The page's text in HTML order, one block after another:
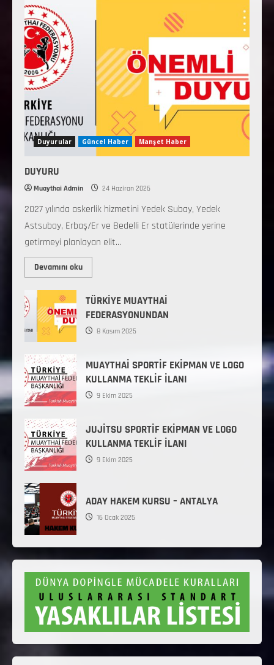
Duyurular Güncel Haber Manşet Haber
DUYURU
Muaythai Admin 24 Haziran 2026
2027 yılında askerlik hizmetini Yedek Subay, Yedek
Astsubay, Erbaş/Er ve Bedelli Er statülerinde yerine
getirmeyi planlayan elit...
Devamını oku
TÜRKİYE MUAYTHAİ
FEDERASYONUNDAN
8 Kasım 2025
MUAYTHAİ SPORTİF EKİPMAN VE LOGO
KULLANMA TEKLİF İLANI
9 Ekim 2025
JUJİTSU SPORTİF EKİPMAN VE LOGO
KULLANMA TEKLİF İLANI
9 Ekim 2025
ADAY HAKEM KURSU – ANTALYA
16 Ocak 2025